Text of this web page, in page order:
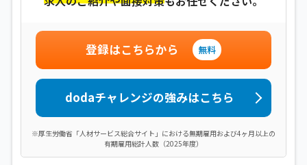
登録はこちらから 無料
dodaチャレンジの強みはこちら
※厚生労働省「人材サービス総合サイト」における無期雇用および4ヶ月以上の
有期雇用総計人数（2025年度）